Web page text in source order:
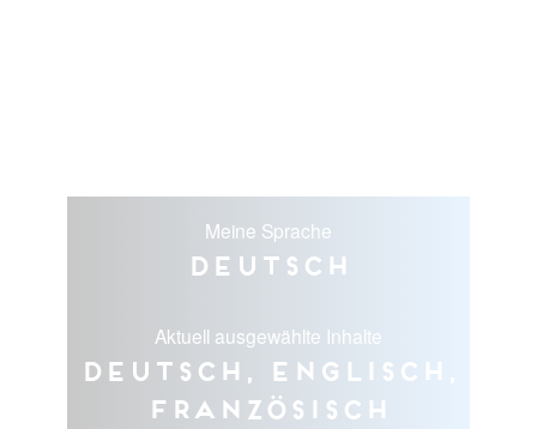
Meine Sprache
Deutsch
Aktuell ausgewählte Inhalte
Deutsch, Englisch,
Französisch